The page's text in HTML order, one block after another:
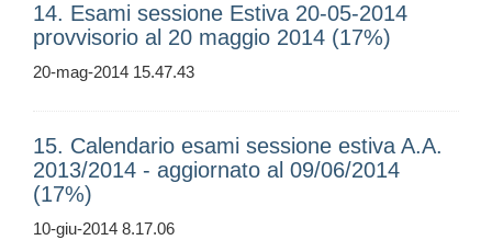
14. Esami sessione Estiva 20-05-2014
provvisorio al 20 maggio 2014 (17%)
20-mag-2014 15.47.43
15. Calendario esami sessione estiva A.A.
2013/2014 - aggiornato al 09/06/2014
(17%)
10-giu-2014 8.17.06